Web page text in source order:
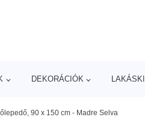
DEKORÁCIÓK
90 x 150 cm - Madre Selva